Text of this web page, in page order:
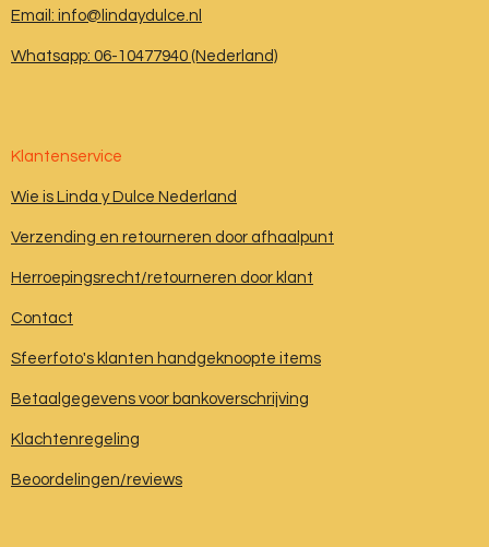
Email: info@lindaydulce.nl
Whatsapp: 06-10477940 (Nederland)
Klantenservice
Wie is Linda y Dulce Nederland
Verzending en retourneren door afhaalpunt
Herroepingsrecht/retourneren door klant
Contact
Sfeerfoto's klanten handgeknoopte items
Betaalgegevens voor bankoverschrijving
Klachtenregeling
Beoordelingen/reviews